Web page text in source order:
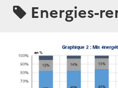
Energies-